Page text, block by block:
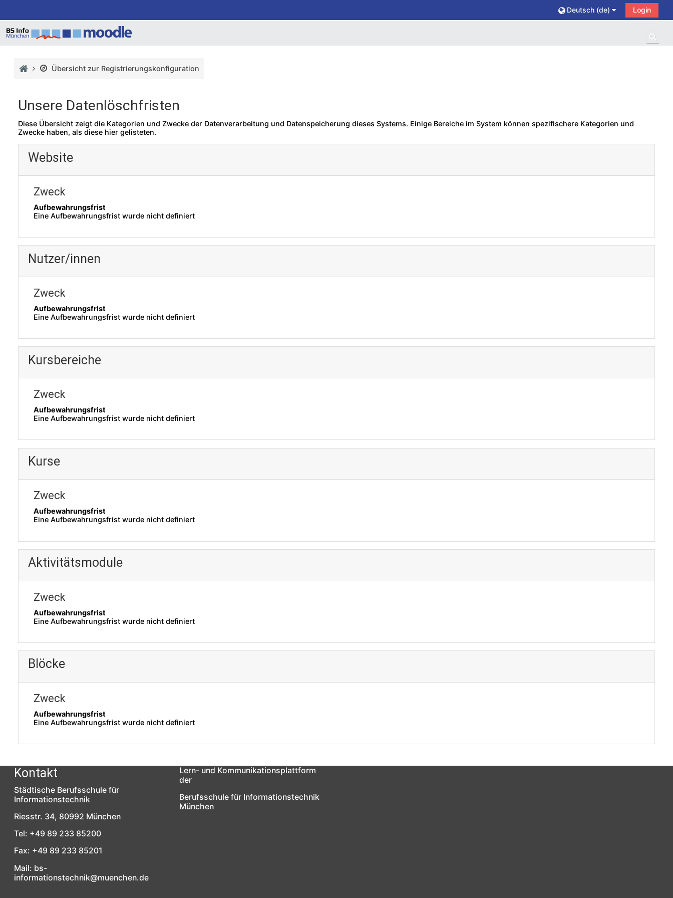
Deutsch ‎(de)‎ Login
StartseiteÜbersicht zur Registrierungskonfiguration
Unsere Datenlöschfristen
Diese Übersicht zeigt die Kategorien und Zwecke der Datenverarbeitung und Datenspeicherung dieses Systems. Einige Bereiche im System können spezifischere Kategorien und
Zwecke haben, als diese hier gelisteten.
Website
Zweck
Aufbewahrungsfrist
Eine Aufbewahrungsfrist wurde nicht definiert
Nutzer/innen
Zweck
Aufbewahrungsfrist
Eine Aufbewahrungsfrist wurde nicht definiert
Kursbereiche
Zweck
Aufbewahrungsfrist
Eine Aufbewahrungsfrist wurde nicht definiert
Kurse
Zweck
Aufbewahrungsfrist
Eine Aufbewahrungsfrist wurde nicht definiert
Aktivitätsmodule
Zweck
Aufbewahrungsfrist
Eine Aufbewahrungsfrist wurde nicht definiert
Blöcke
Zweck
Aufbewahrungsfrist
Eine Aufbewahrungsfrist wurde nicht definiert
Kontakt
Städtische Berufsschule für
Informationstechnik
Riesstr. 34, 80992 München
Tel: +49 89 233 85200
Fax: +49 89 233 85201
Mail: bs-
informationstechnik@muenchen.de
Lern- und Kommunikationsplattform
der
Berufsschule für Informationstechnik
München